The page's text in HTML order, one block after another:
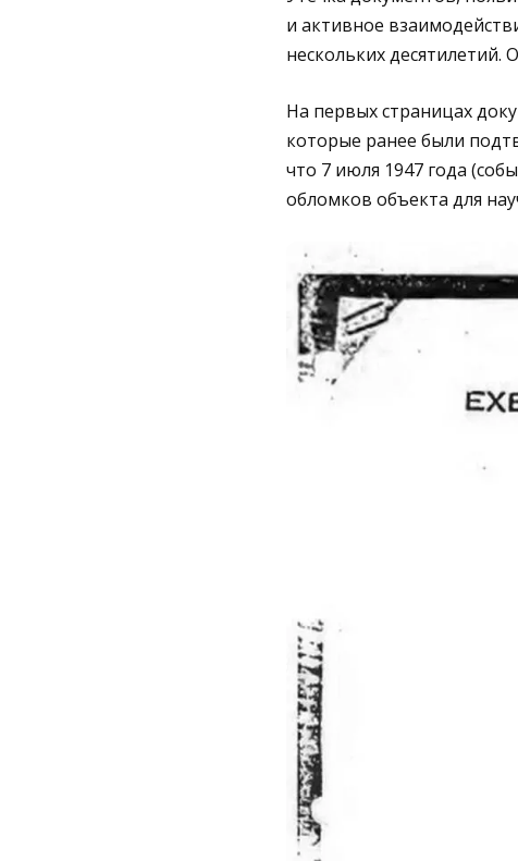
и активное
нескольких десятилетий.
На первых страницах
которые ранее были
что 7 июля 1947 года
обломков объекта для